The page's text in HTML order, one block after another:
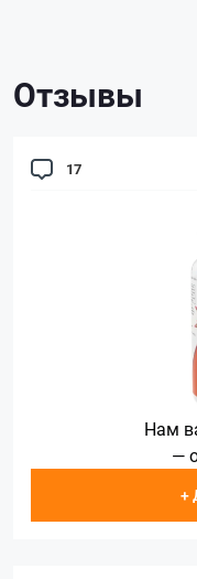
Отзывы
17
Нам
—
+